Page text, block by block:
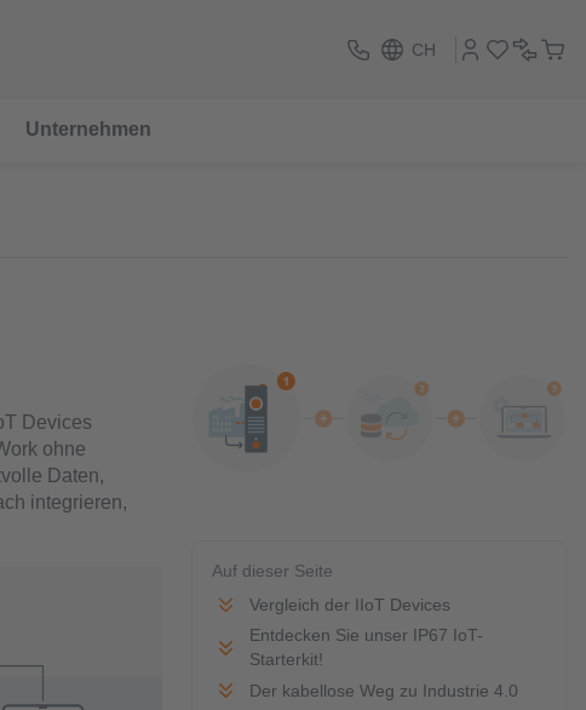
CH
Unternehmen
Devices
ohne
Daten,
integrieren,
Auf dieser Seite
Vergleich der IIoT Devices
Entdecken Sie unser IP67 IoT-
Starterkit!
Der kabellose Weg zu Industrie 4.0